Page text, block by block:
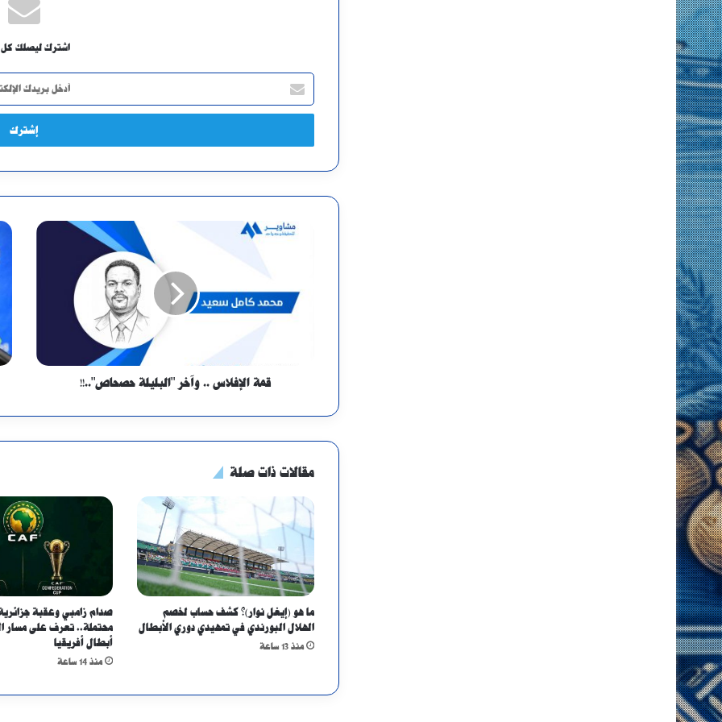
اشترك ليصلك كل
أدخل
بريدك
الإلكتروني
قمة الإفلاس .. وآخر "البليلة حصحاص"..!!
مقالات ذات صلة
ما هو (إيغل نوار)؟ كشف حساب لخصم
الهلال البورندي في تمهيدي دوري الأبطال
منذ 13 ساعة
صدام زامبي وعقبة
محتملة.. تعرف على مسار
أبطال أفريقيا
منذ 14 ساعة